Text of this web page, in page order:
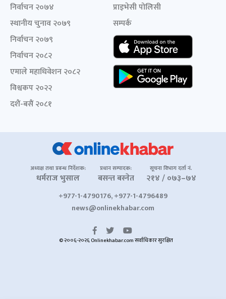
निर्वाचन २०७४
स्थानीय चुनाव २०७९
निर्वाचन २०७९
निर्वाचन २०८२
एमाले महाधिवेशन २०८२
विश्वकप २०२२
दशैं-बसैं २०८१
प्राइभेसी पोलिसी
सम्पर्क
अध्यक्ष तथा प्रबन्ध निर्देशक:
धर्मराज भुसाल
प्रधान सम्पादक:
बसन्त बस्नेत
सूचना विभाग दर्ता नं.
२१४ / ०७३–७४
+977-1-4790176, +977-1-4796489
news@onlinekhabar.com
© २००६-२०२६ Onlinekhabar.com सर्वाधिकार सुरक्षित